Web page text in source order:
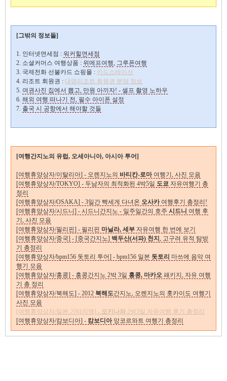
[그밖의 정보들]
1. 인터넷면세점 : 워커힐면세점
2. 소셜커머스 여행상품 : 위메프여행
그루폰여행
3. 국제전화 선불카드 쇼핑몰 : 카드스테이션
4. 리조트 회원권 : 대명리조트 회원권 분양 정보
5. 여권사진 집에서 뽑고, 만원 아끼자! - 셀프 촬영 노하우
6. 해외 여행 떠나기 전, 필수 아이폰 설정
7. 출국 시 공항에서 해야할 것들
[여행간지노의 유럽, 오세아니아, 아시아 투어]
[여행휴양상자/이탈리아] - 오렌지노의 바티칸-로마여행기, 사진 모음
[여행휴양상자/TOKYO] - 두남자의 최적화된 4박5일 도쿄 자유여행기 총
정리
[여행휴양상자/OSAKA] - 3일간 빡세게 다녀온 오사카여행후기 총정리!
[여행휴양상자/시드니] - 시드니간지노 - 일주일간의 호주 시드니 여행 후
기, 사진 모음
[여행휴양상자/필리핀] - 필리핀 마닐라, 세부 자유여행 한 번에 보기
[여행휴양상자/중국] - [중국간지노] 백두산(서파) 천지 , 고구려 유적 탐방
기 총정리
[여행휴양상자/bpm156 돗토리 투어] - bpm156 일본 돗토리 마쓰에 음악 여
행기 모음
[여행휴양상자/홍콩] - 홍콩간지노 2박 3일 홍콩, 마카오 패키지, 자유 여행
기 총 정리
[여행휴양상자/북해도] - 2012 북해도간지노, 오렌지노의 홋카이도 여행기
사진 모음
[여행휴양상자/일본 기타지역] - 오키나와 2박3일 자유여행 후기 총정리
[여행휴양상자/캄보디아] - 캄보디아앙코르와트 여행기 총정리